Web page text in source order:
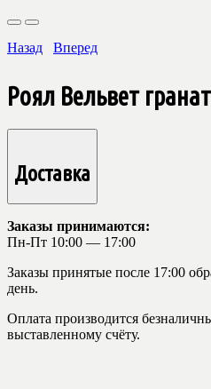
Назад Вперед
Роял Вельвет гранат
Доставка
Заказы принимаются:
Пн-Пт 10:00 — 17:00
Заказы принятые после 17:00
день.
Оплата производится
выставленному счёту.